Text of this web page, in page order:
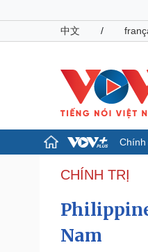
中文
/
Chính
Chính trị
Tổ chức nhân sự
Quốc hội
Nhận diện sự thật
CHÍNH TRỊ
Nam